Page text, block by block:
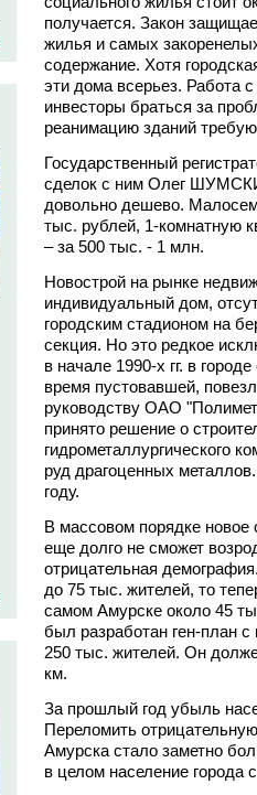
получается. Закон
жилья и самых
содержание. Хотя
эти дома всерьез. Работа
инвесторы браться за
реанимацию зданий
Государственный
сделок с ним Олег
довольно дешево.
тыс. рублей, 1-комнатную
– за 500 тыс. - 1 млн.
Новострой на рынке
индивидуальный дом,
городским стадионом на
секция. Но это редкое
в начале 1990-х гг. в
время пустовавшей,
руководству ОАО
принято решение о
гидрометаллургического
руд драгоценных
году.
В массовом порядке новое
еще долго не сможет
отрицательная
до 75 тыс. жителей, то
самом Амурске около 45
был разработан ген-план с
250 тыс. жителей. Он
км.
За прошлый год убыль
Переломить
Амурска стало заметно
в целом население города